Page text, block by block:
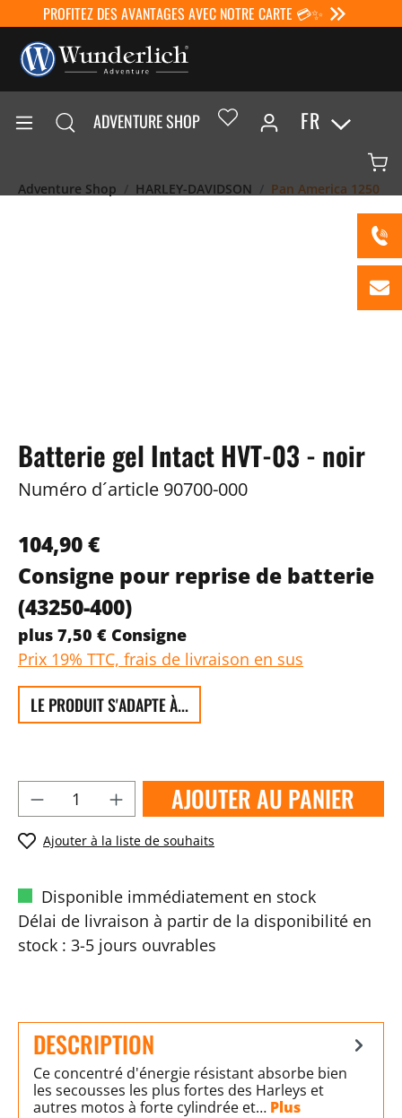
PROFITEZ DES AVANTAGES AVEC NOTRE CARTE 💳✨
ADVENTURE SHOP FR
Adventure Shop HARLEY-DAVIDSON Pan America 1250
Batterie gel Intact HVT-03 - noir
Numéro d´article 90700-000
104,90 €
Consigne pour reprise de batterie
(43250-400)
plus 7,50 € Consigne
Prix 19% TTC, frais de livraison en sus
LE PRODUIT S'ADAPTE À...
AJOUTER AU PANIER
Ajouter à la liste de souhaits
Disponible immédiatement en stock
Délai de livraison à partir de la disponibilité en
stock : 3-5 jours ouvrables
DESCRIPTION
Ce concentré d'énergie résistant absorbe bien
les secousses les plus fortes des Harleys et
autres motos à forte cylindrée et… Plus